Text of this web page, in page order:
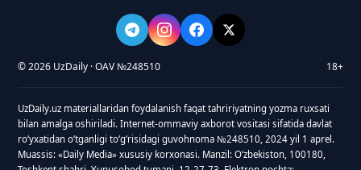
© 2026 UzDaily · OAV №248510 18+
UzDaily.uz materiallaridan foydalanish faqat tahririyatning yozma ruxsati
bilan amalga oshiriladi. Internet-ommaviy axborot vositasi sifatida davlat
roʻyxatidan oʻtganligi toʻgʻrisidagi guvohnoma №248510, 2024 yil 1 aprel.
Muassis: «Daily Media» xususiy korxonasi. Manzil: Oʻzbekiston, 100180,